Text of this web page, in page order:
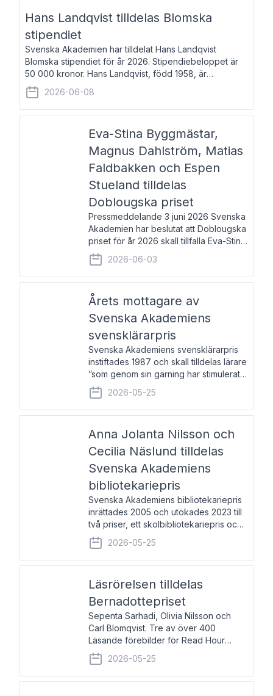
Hans Landqvist tilldelas Blomska
stipendiet
Svenska Akademien har tilldelat Hans Landqvist
Blomska stipendiet för år 2026. Stipendiebeloppet är
50 000 kronor. Hans Landqvist, född 1958, är
professor i svenska vid Göteborgs universitet. Han
disputerade år 2000 på avhandlingen Författn
2026-06-08
Eva-Stina Byggmästar,
Magnus Dahlström, Matias
Faldbakken och Espen
Stueland tilldelas
Doblougska priset
Pressmeddelande 3 juni 2026 Svenska
Akademien har beslutat att Doblougska
priset för år 2026 skall tillfalla Eva-Stina
Byggmästar, Magnus Dahlström, Matias
Faldbakken samt Espen Stueland.
Prisbeloppet är 200 000 svenska
2026-06-03
Årets mottagare av
Svenska Akademiens
svensklärarpris
Svenska Akademiens svensklärarpris
instiftades 1987 och skall tilldelas lärare
”som genom sin gärning har stimulerat
intresset hos unga människor för
svenska språket och litteraturen”.
Prisutdelning och samtal med
2026-05-25
Anna Jolanta Nilsson och
Cecilia Näslund tilldelas
Svenska Akademiens
bibliotekariepris
Svenska Akademiens bibliotekariepris
inrättades 2005 och utökades 2023 till
två priser, ett skolbibliotekariepris och
ett folkbibliotekariepris. Priserna skall
tilldelas bibliotekarier vid svenska folk-
och skolbibliotek som gjort värdefull
2026-05-25
Läsrörelsen tilldelas
Bernadottepriset
Sepenta Sarhadi, Olivia Nilsson och
Carl Blomqvist. Tre av över 400
Läsande förebilder för Read Hour
Sverige. Foto: Michael Wall. Den ideella
föreningen Läsrörelsen tilldelas
Bernadottepriset 2026 för att den
2026-05-25